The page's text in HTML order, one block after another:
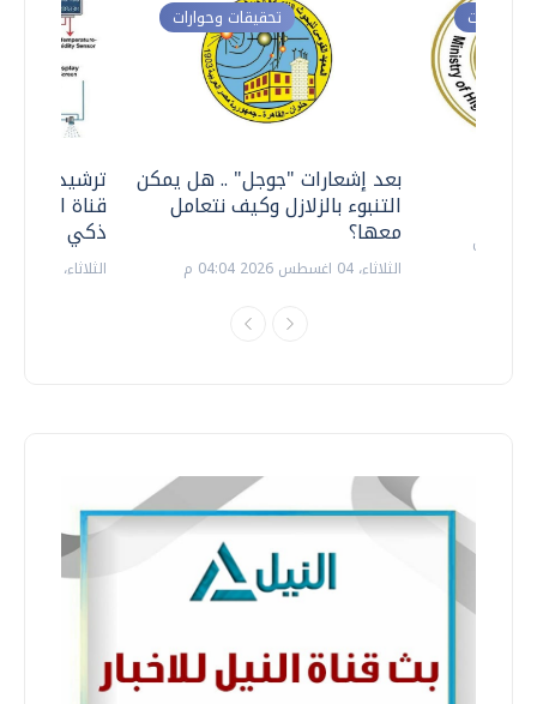
ترشيدا
قناة
ذكي
الثلاثاء، 14 يوليو 2026 06:11 م
تحقيقات وحوارات
بعد إشعارات "جوجل" .. هل يمكن
التنبوء بالزلازل وكيف نتعامل
معها؟
الثلاثاء، 04 اغسطس 2026 04:04 م
وحوارات